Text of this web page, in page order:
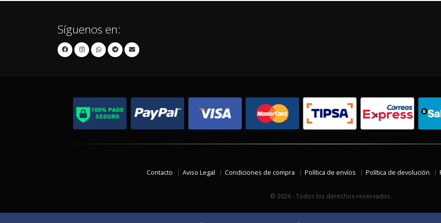
Síguenos en:
Contacto Aviso Legal Condiciones de compra Política de envíos Política de devolución
© 2026 - Todos los derechos reservados.